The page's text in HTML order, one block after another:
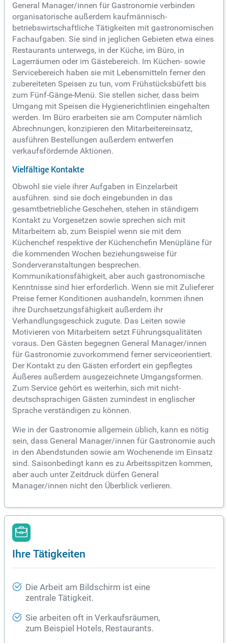
General Manager/innen für Gastronomie verbinden
organisatorische außerdem kaufmännisch-
betriebswirtschaftliche Tätigkeiten mit gastronomischen
Fachaufgaben. Sie sind in jeglichen Gebieten etwa eines
Restaurants unterwegs, in der Küche, im Büro, in
Lagerräumen oder im Gästebereich. Im Küchen- sowie
Servicebereich haben sie mit Lebensmitteln ferner den
zubereiteten Speisen zu tun, vom Frühstücksbüfett bis
zum Fünf-Gänge-Menü. Sie stellen sicher, dass beim
Umgang mit Speisen die Hygienerichtlinien eingehalten
werden. Im Büro erarbeiten sie am Computer nämlich
Abrechnungen, konzipieren den Mitarbeitereinsatz,
ausführen Bestellungen außerdem entwerfen
verkaufsfördernde Aktionen.
Vielfältige Kontakte
Obwohl sie viele ihrer Aufgaben in Einzelarbeit
ausführen. sind sie doch eingebunden in das
gesamtbetriebliche Geschehen, stehen in ständigem
Kontakt zu Vorgesetzen sowie sprechen sich mit
Mitarbeitern ab, zum Beispiel wenn sie mit dem
Küchenchef respektive der Küchenchefin Menüpläne für
die kommenden Wochen beziehungsweise für
Sonderveranstaltungen besprechen.
Kommunikationsfähigkeit, aber auch gastronomische
Kenntnisse sind hier erforderlich. Wenn sie mit Zulieferer
Preise ferner Konditionen aushandeln, kommen ihnen
ihre Durchsetzungsfähigkeit außerdem ihr
Verhandlungsgeschick zugute. Das Leiten sowie
Motivieren von Mitarbeitern setzt Führungsqualitäten
voraus. Den Gästen begegnen General Manager/innen
für Gastronomie zuvorkommend ferner serviceorientiert.
Der Kontakt zu den Gästen erfordert ein gepflegtes
Äußeres außerdem ausgezeichnete Umgangsformen.
Zum Service gehört es weiterhin, sich mit nicht-
deutschsprachigen Gästen zumindest in englischer
Sprache verständigen zu können.
Wie in der Gastronomie allgemein üblich, kann es nötig
sein, dass General Manager/innen für Gastronomie auch
in den Abendstunden sowie am Wochenende im Einsatz
sind. Saisonbedingt kann es zu Arbeitsspitzen kommen,
aber auch unter Zeitdruck dürfen General
Manager/innen nicht den Überblick verlieren.
Ihre Tätigkeiten
Die Arbeit am Bildschirm ist eine
zentrale Tätigkeit.
Sie arbeiten oft in Verkaufsräumen,
zum Beispiel Hotels, Restaurants.